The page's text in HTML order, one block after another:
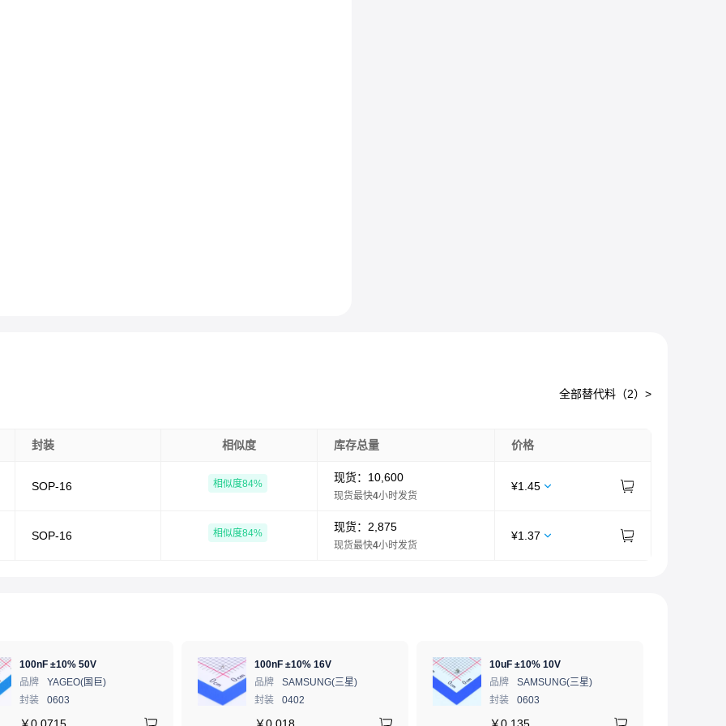
全部替代料（2）>
封装 相似度 库存总量 价格
SOP-16 相似度84% 现货： 10,600
现货最快4小时发货
¥1.45
SOP-16 相似度84% 现货： 2,875
现货最快4小时发货
¥1.37
100nF ±10% 50V
品牌
YAGEO(国巨)
封装
0603
100nF ±10% 16V
品牌
SAMSUNG(三星)
封装
0402
10uF ±10% 10V
品牌
SAMSUNG(三星)
封装
0603